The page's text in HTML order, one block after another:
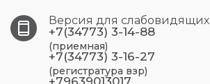
Версия для слабовидящих
+7(34773) 3-14-88
(приемная)
+7(34773) 3-16-27
(регистратура взр)